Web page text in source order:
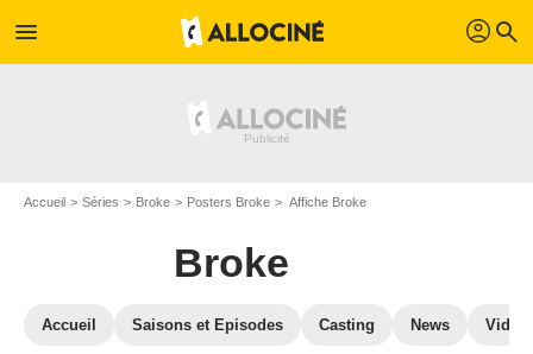
menu profil search
Accueil Séries Broke Posters Broke Affiche Broke
Broke
Accueil Saisons et Episodes Casting News